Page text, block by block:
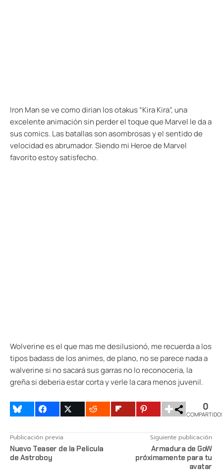
Iron Man se ve como dirian los otakus “Kira Kira”, una
excelente animación sin perder el toque que Marvel le da a
sus comics. Las batallas son asombrosas y el sentido de
velocidad es abrumador. Siendo mi Heroe de Marvel
favorito estoy satisfecho.
Wolverine es el que mas me desilusionó, me recuerda a los
tipos badass de los animes, de plano, no se parece nada a
walverine si no sacará sus garras no lo reconoceria, la
greña si deberia estar corta y verle la cara menos juvenil.
0
Publicación previa
Nuevo Teaser de la Pelicula
de Astroboy
Siguiente publicación
Armadura de GoW
próximamente para tu
avatar